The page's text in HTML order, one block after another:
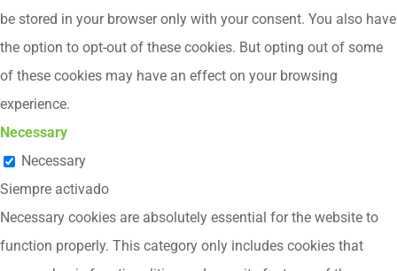
be stored in your browser only with your consent. You also have
the option to opt-out of these cookies. But opting out of some
of these cookies may have an effect on your browsing
experience.
Necessary
Necessary
Siempre activado
Necessary cookies are absolutely essential for the website to
function properly. This category only includes cookies that